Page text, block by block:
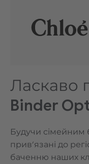
Ласкаво
Binder
Будучи сімейним
прив’язані до
баченню наших